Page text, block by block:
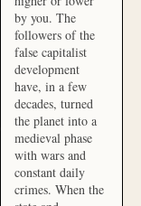
by you. The
followers of the
false capitalist
development
have, in a few
decades, turned
the planet into a
medieval phase
with wars and
constant daily
crimes. When the